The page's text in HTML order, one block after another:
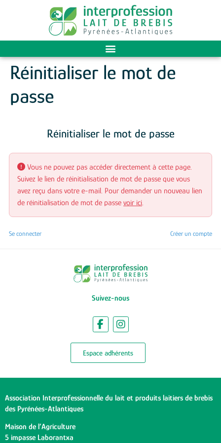
Réinitialiser le mot de
passe
Réinitialiser le mot de passe
Vous ne pouvez pas accéder directement à cette page.
Suivez le lien de réinitialisation de mot de passe que vous
avez reçu dans votre e-mail. Pour demander un nouveau lien
de réinitialisation de mot de passe voir ici.
Se connecter Créer un compte
Suivez-nous
Espace adhérents
Association Interprofessionnelle du lait et produits laitiers de brebis
des Pyrénées-Atlantiques
Maison de l’Agriculture
5 impasse Laborantxa